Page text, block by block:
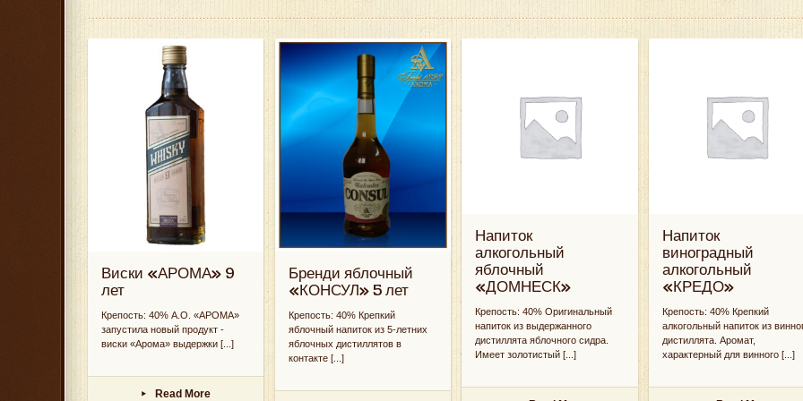
Виски «АРОМА» 9
лет
Крепость: 40% А.О. «АРОМА»
запустила новый продукт -
виски «Арома» выдержки [...]
▸ Read More
Бренди яблочный
«КОНСУЛ» 5 лет
Крепость: 40% Крепкий
яблочный напиток из 5-летних
яблочных дистиллятов в
контакте [...]
Напиток
алкогольный
яблочный
«ДОМНЕСК»
Крепость: 40% Оригинальный
напиток из выдержанного
дистиллята яблочного сидра.
Имеет золотистый [...]
Напиток
виноградный
алкогольный
«КРЕДО»
Крепость: 40% Крепкий
алкогольный напиток из
дистиллята. Аромат,
характерный для винного [...]